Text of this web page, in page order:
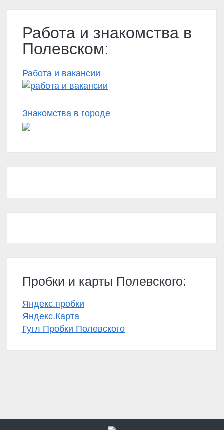
Работа и знакомства в
Полевском:
Работа и вакансии
Знакомства в городе
Пробки и карты Полевского:
Яндекс.пробки
Яндекс.Карта
Гугл Пробки Полевского